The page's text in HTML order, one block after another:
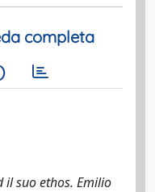
completa
suo ethos. Emilio